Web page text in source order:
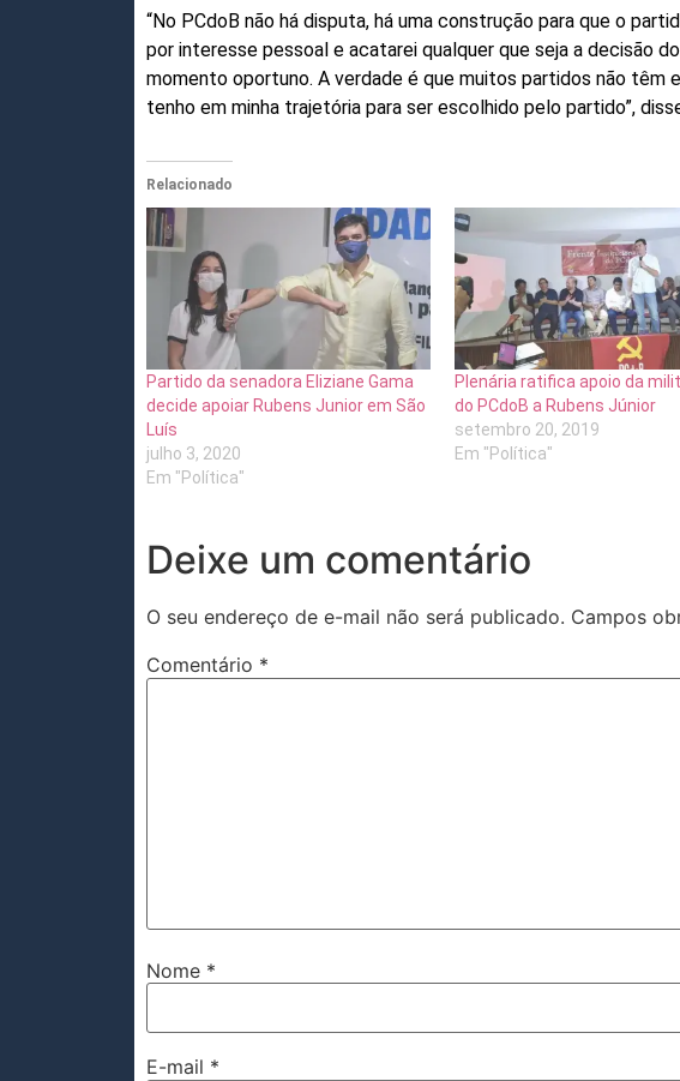
“No PCdoB não há disputa, há uma construção para que o
por interesse pessoal e acatarei qualquer que seja a decisão
momento oportuno. A verdade é que muitos partidos não têm
tenho em minha trajetória para ser escolhido pelo partido”,
Relacionado
Partido da senadora Eliziane Gama
decide apoiar Rubens Junior em São
Luís
julho 3, 2020
Em "Política"
Plenária ratifica apoio da
do PCdoB a Rubens Júnior
setembro 20, 2019
Em "Política"
Deixe um comentário
O seu endereço de e-mail não será publicado. Campos
Comentário *
Nome *
E-mail *